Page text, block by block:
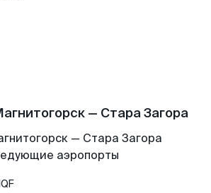
— Стара Загора
— Стара Загора
аэропорты